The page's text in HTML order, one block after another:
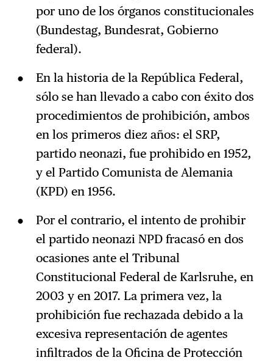
por uno de los órganos constitucionales
(Bundestag, Bundesrat, Gobierno
federal).
En la historia de la República Federal,
sólo se han llevado a cabo con éxito dos
procedimientos de prohibición, ambos
en los primeros diez años: el SRP,
partido neonazi, fue prohibido en 1952,
y el Partido Comunista de Alemania
(KPD) en 1956.
Por el contrario, el intento de prohibir
el partido neonazi NPD fracasó en dos
ocasiones ante el Tribunal
Constitucional Federal de Karlsruhe, en
2003 y en 2017. La primera vez, la
prohibición fue rechazada debido a la
excesiva representación de agentes
infiltrados de la Oficina de Protección